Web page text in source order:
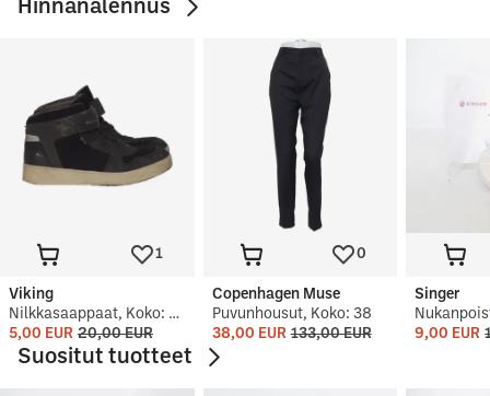
Hinnanalennus
1
Viking
Nilkkasaappaat, Koko: 42
5,00 EUR 20,00 EUR
0
Copenhagen Muse
Puvunhousut, Koko: 38
38,00 EUR 133,00 EUR
Singer
9,00 EUR
Suositut tuotteet